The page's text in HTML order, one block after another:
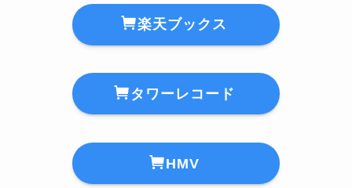
楽天ブックス
タワーレコード
HMV